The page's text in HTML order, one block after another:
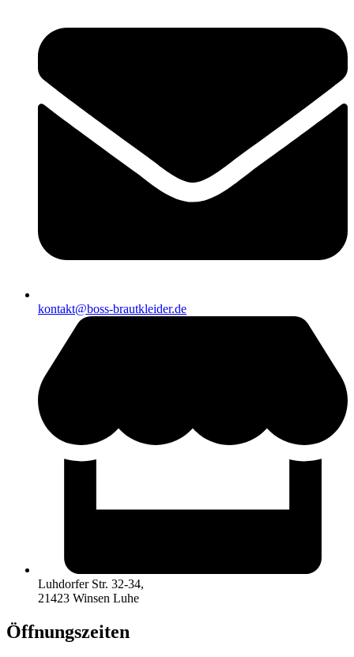
kontakt@boss-brautkleider.de
Luhdorfer Str. 32-34,
21423 Winsen Luhe
Öffnungszeiten